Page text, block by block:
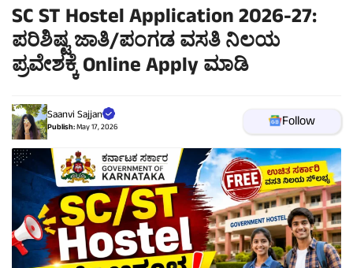
SC ST Hostel Application 2026-27:
ಪರಿಶಿಷ್ಟ ಜಾತಿ/ಪಂಗಡ ವಸತಿ ನಿಲಯ
ಪ್ರವೇಶಕ್ಕೆ Online Apply ಮಾಡಿ
Saanvi Sajjan
Publish:May 17, 2026 Follow